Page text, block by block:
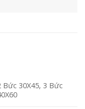
Bức 30X45, 3 Bức